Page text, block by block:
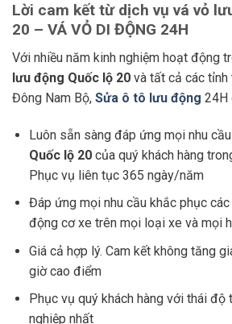
Lời cam kết từ dịch vụ vá vỏ
20 – VÁ VỎ DI ĐỘNG 24H
Với nhiều năm kinh nghiệm hoạt động
lưu động Quốc lộ 20 và tất cả các tỉnh
Đông Nam Bộ, Sửa ô tô lưu động 24H
Luôn sẵn sàng đáp ứng mọi nhu cầu
Quốc lộ 20của quý khách hàng
Phục vụ liên tục 365 ngày/năm
Đáp ứng mọi nhu cầu khắc phục
động cơ xe trên mọi loại xe và mọi
Giá cả hợp lý. Cam kết không tăng
giờ cao điểm
Phục vụ quý khách hàng với thái độ
nghiệp nhất